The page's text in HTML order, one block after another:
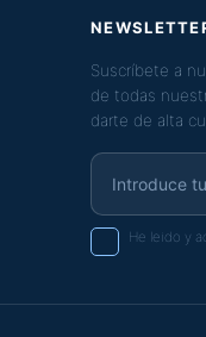
Suscríbete a
de todas
darte de alta
He leido y